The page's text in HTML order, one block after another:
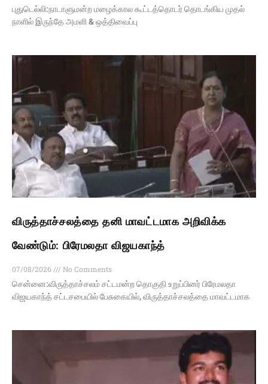
புதுடெல்லி:நாடாளுமன்ற மழைக்கால கூட்டத்தொடர் தொடங்கிய முதல்
நாளில் இருந்தே அமளி & ஒத்திவைப்பு
விருத்தாச்சலத்தை தனி மாவட்டமாக அறிவிக்க
வேண்டும்: பிரேமலதா விஜயகாந்த்
07/08/2026
No Comments
சென்னை:விருத்தாச்சலம் சட்டமன்ற தொகுதி உறுப்பினர் பிரேமலதா
விஜயகாந்த் சட்டசபையில் பேசுகையில், விருத்தாச்சலத்தை மாவட்டமாக